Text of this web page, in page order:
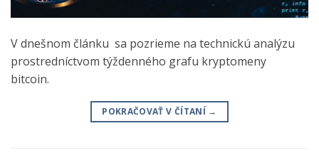
V dnešnom článku sa pozrieme na technickú analýzu
prostredníctvom týždenného grafu kryptomeny
bitcoin.
POKRAČOVAŤ V ČÍTANÍ →